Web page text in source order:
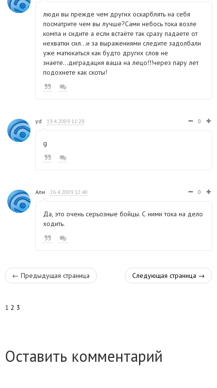
люди вы прежде чем других оскарблять на себя
посматрите чем вы лучше?Сами небось тока возле
компа и сидите а если встаёте так сразу падаете от
нехватки сил...и за выражениями следите задолбали
уже матюкаться как будто других слов не
знаете...диградация ваша на лецо!!!через пару лет
подохнете как скоты!
yd 19.4.2009 11:28 0
g
Али 26.4.2009 12:40 0
Да, это очень серьозные бойцы. С ними тока на дело
ходить.
← Предыдущая страница Следующая страница →
1 2 3
Оставить комментарий